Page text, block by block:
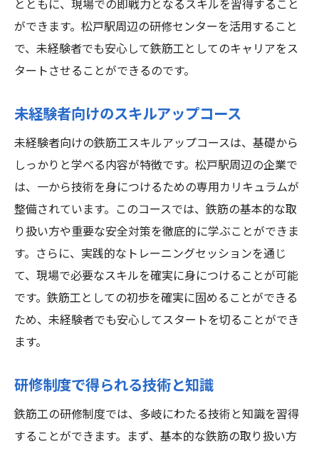
とともに、現場での即戦力となるスキルを習得すること
ができます。松戸駅周辺の研修センターを活用すること
で、未経験者でも安心して鉄筋工としてのキャリアをス
タートさせることができるのです。
未経験者向けのスキルアップコース
未経験者向けの鉄筋工スキルアップコースは、基礎から
しっかりと学べる内容が特徴です。松戸駅周辺の企業で
は、一から技術を身につけるための専用カリキュラムが
整備されています。このコースでは、鉄筋の基本的な取
り扱い方や重要な安全対策を徹底的に学ぶことができま
す。さらに、実践的なトレーニングセッションを通じ
て、現場で必要なスキルを確実に身につけることが可能
です。鉄筋工としての初歩を確実に固めることができる
ため、未経験者でも安心してスタートを切ることができ
ます。
研修制度で得られる技術と知識
鉄筋工の研修制度では、多岐にわたる技術と知識を習得
することができます。まず、基本的な鉄筋の取り扱い方